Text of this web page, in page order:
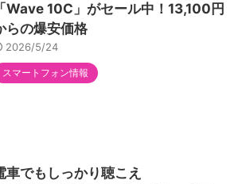
「Wave 10C」がセール中！13,100円
らの爆安価格
2026/5/24
スマートフォン情報
車でもしっかり聴こえ